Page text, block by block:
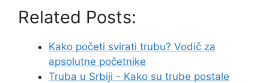
Related Posts:
Kako početi svirati trubu? Vodič za
apsolutne početnike
Truba u Srbiji - Kako su trube postale